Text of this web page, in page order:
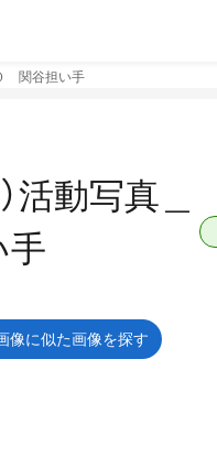
関谷担い手
動写真＿
像に似た画像を探す